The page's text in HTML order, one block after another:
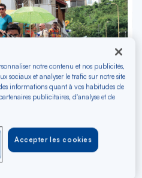
notre contenu et nos publicités,
sociaux et analyser le trafic sur notre site
informations quant à vos habitudes de
publicitaires, d'analyse et de
Accepter les cookies